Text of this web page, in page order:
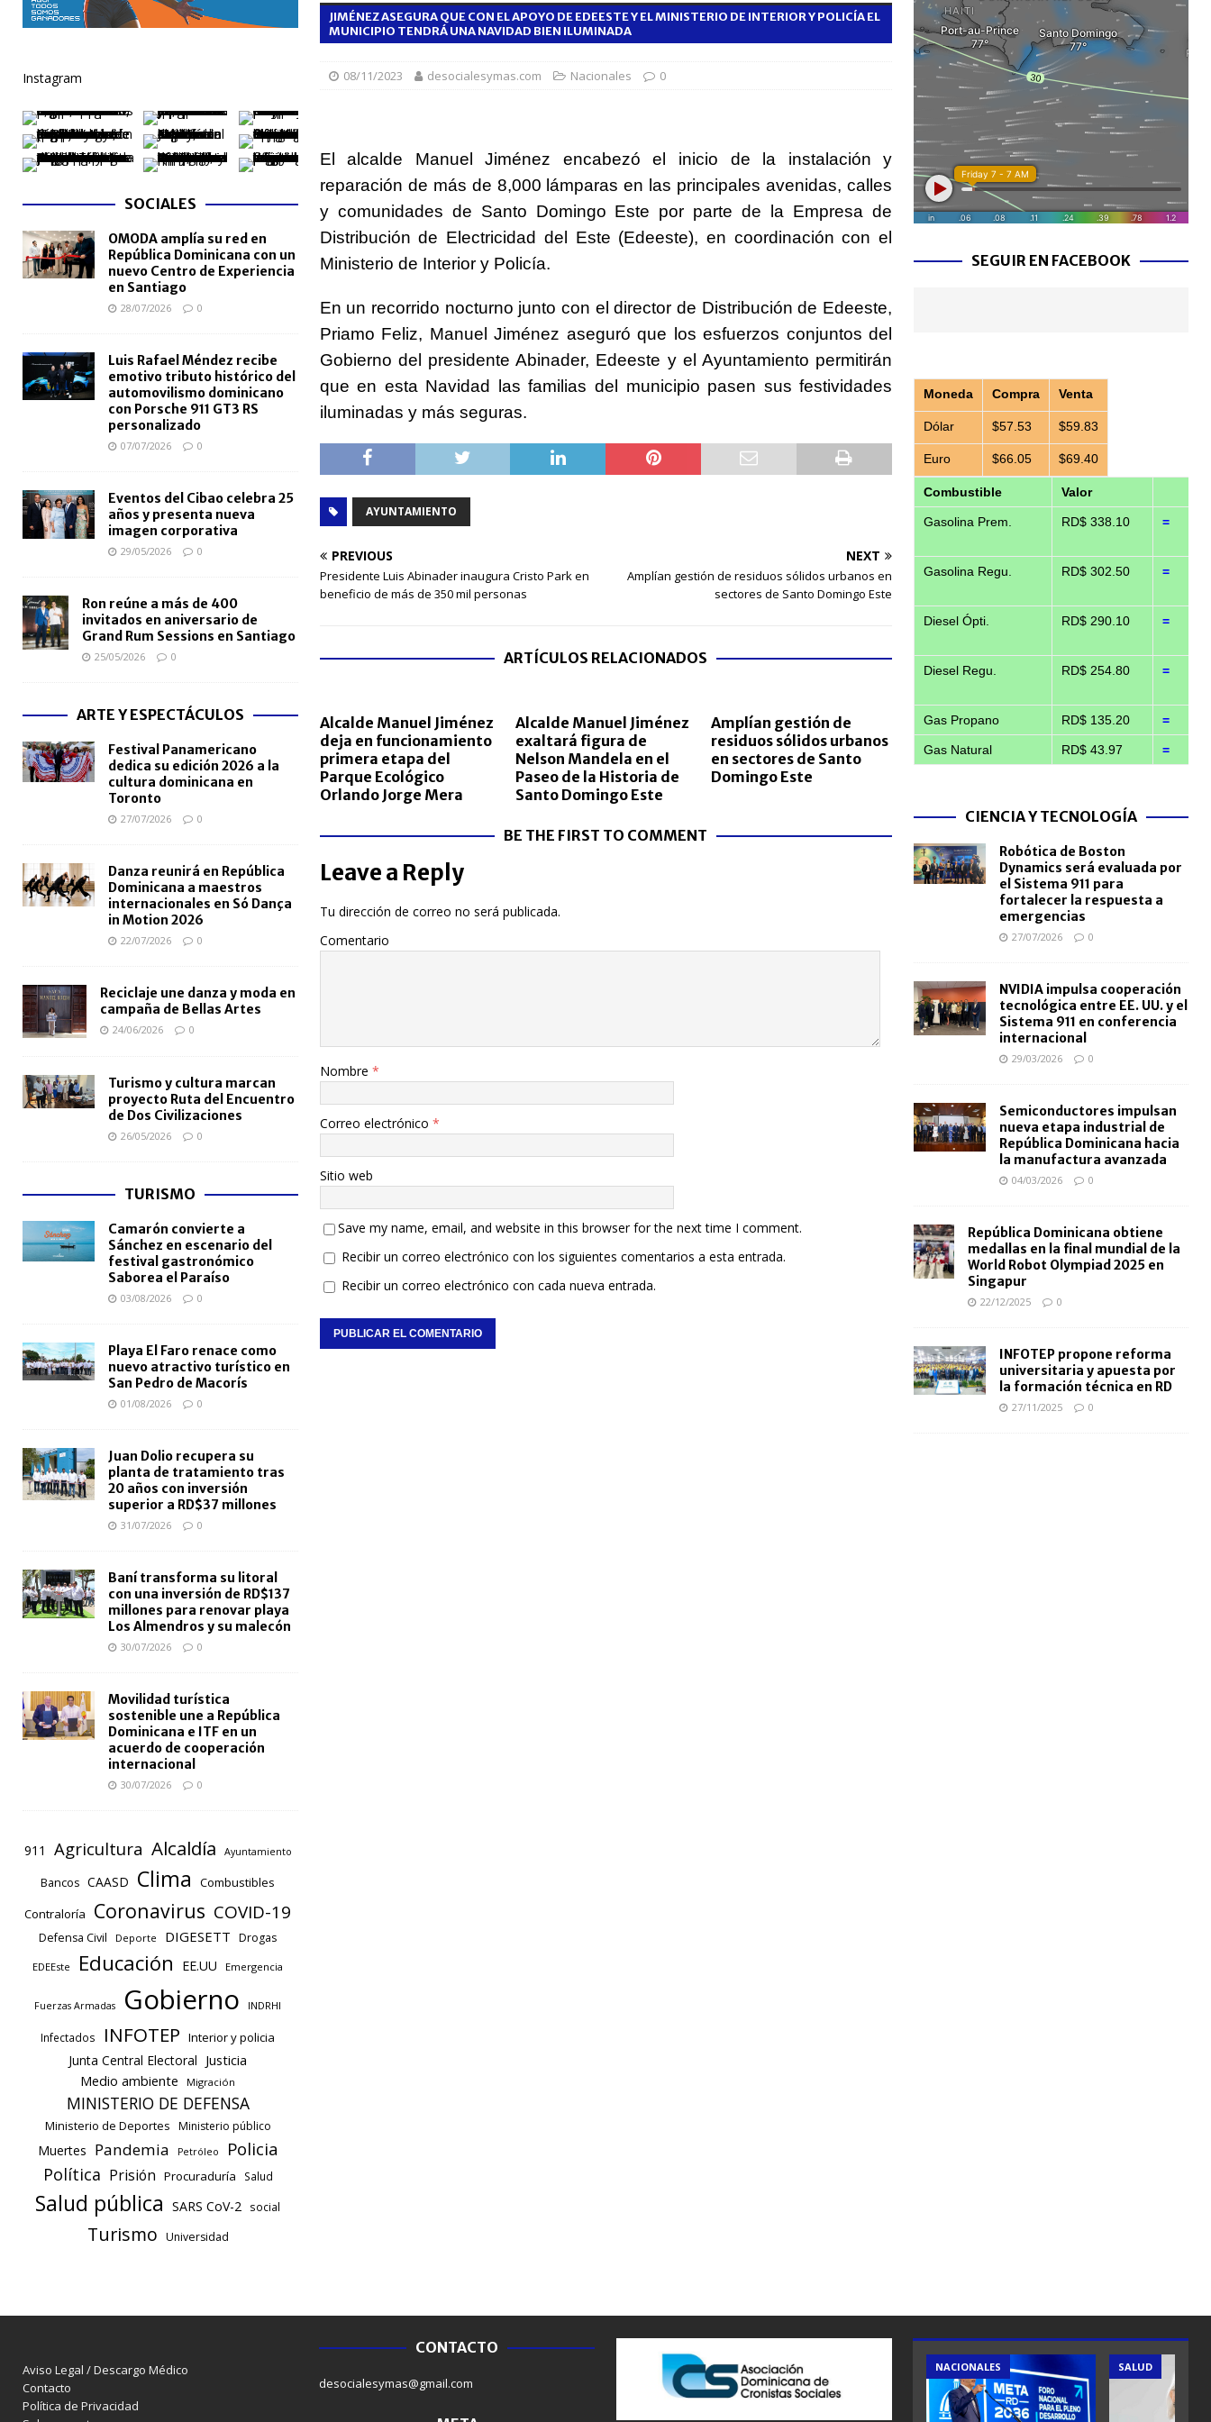
[ 06/08/2026 ]
Becas internacionales benefician a 1,500 jóvenes dominicanos para estudiar maestrías y doctorados en el
Meta RD 2036 reúne a Gobierno, universidades y sector privado para definir la estrategia de desarrollo
nacional
NACIONALES
[ 05/08/2026 ]
Lactancia materna fortalece la salud del bebé y la madre, destaca Hospiten Santo Domingo
[ 05/08/2026 ]
TRAE incorpora 29 autobuses para ampliar el transporte escolar antes del inicio del año lectivo 2026-2027
NACIONALES
[ 05/08/2026 ] Santo Domingo celebra 528 años con balance de obras urbanas y nuevos proyectos para la capital
NACIONALES
JIMÉNEZ ASEGURA QUE CON EL APOYO DE EDEESTE Y EL MINISTERIO DE INTERIOR Y POLICÍA EL
MUNICIPIO TENDRÁ UNA NAVIDAD BIEN ILUMINADA
08/11/2023 desocialesymas.com Nacionales 0
El alcalde Manuel Jiménez encabezó el inicio de la instalación y
reparación de más de 8,000 lámparas en las principales avenidas, calles
y comunidades de Santo Domingo Este por parte de la Empresa de
Distribución de Electricidad del Este (Edeeste), en coordinación con el
Ministerio de Interior y Policía.
En un recorrido nocturno junto con el director de Distribución de Edeeste,
Priamo Feliz, Manuel Jiménez aseguró que los esfuerzos conjuntos del
Gobierno del presidente Abinader, Edeeste y el Ayuntamiento permitirán
que en esta Navidad las familias del municipio pasen sus festividades
iluminadas y más seguras.
AYUNTAMIENTO
PREVIOUS
Presidente Luis Abinader inaugura Cristo Park en
beneficio de más de 350 mil personas
NEXT
Amplían gestión de residuos sólidos urbanos en
sectores de Santo Domingo Este
ARTÍCULOS RELACIONADOS
Alcalde Manuel Jiménez
deja en funcionamiento
primera etapa del
Parque Ecológico
Orlando Jorge Mera
Alcalde Manuel Jiménez
exaltará figura de
Nelson Mandela en el
Paseo de la Historia de
Santo Domingo Este
Amplían gestión de
residuos sólidos urbanos
en sectores de Santo
Domingo Este
BE THE FIRST TO COMMENT
Leave a Reply
Tu dirección de correo no será publicada.
Comentario
Nombre *
Correo electrónico *
Sitio web
Save my name, email, and website in this browser for the next time I comment.
Recibir un correo electrónico con los siguientes comentarios a esta entrada.
Recibir un correo electrónico con cada nueva entrada.
Instagram
SOCIALES
OMODA amplía su red en
República Dominicana con un
nuevo Centro de Experiencia
en Santiago
28/07/2026 0
Luis Rafael Méndez recibe
emotivo tributo histórico del
automovilismo dominicano
con Porsche 911 GT3 RS
personalizado
07/07/2026 0
Eventos del Cibao celebra 25
años y presenta nueva
imagen corporativa
29/05/2026 0
Ron reúne a más de 400
invitados en aniversario de
Grand Rum Sessions en Santiago
25/05/2026 0
ARTE Y ESPECTÁCULOS
Festival Panamericano
dedica su edición 2026 a la
cultura dominicana en
Toronto
27/07/2026 0
Danza reunirá en República
Dominicana a maestros
internacionales en Só Dança
in Motion 2026
22/07/2026 0
Reciclaje une danza y moda en
campaña de Bellas Artes
24/06/2026 0
Turismo y cultura marcan
proyecto Ruta del Encuentro
de Dos Civilizaciones
26/05/2026 0
TURISMO
Camarón convierte a
Sánchez en escenario del
festival gastronómico
Saborea el Paraíso
03/08/2026 0
Playa El Faro renace como
nuevo atractivo turístico en
San Pedro de Macorís
01/08/2026 0
Juan Dolio recupera su
planta de tratamiento tras
20 años con inversión
superior a RD$37 millones
31/07/2026 0
Baní transforma su litoral
con una inversión de RD$137
millones para renovar playa
Los Almendros y su malecón
30/07/2026 0
Movilidad turística
sostenible une a República
Dominicana e ITF en un
acuerdo de cooperación
internacional
30/07/2026 0
911 Agricultura Alcaldía Ayuntamiento
Bancos CAASD Clima
Combustibles
Contraloría
Coronavirus COVID-19
Defensa Civil Deporte DIGESETT Drogas
EDEEste Educación EE.UU Emergencia
Fuerzas Armadas Gobierno INDRHI
Infectados INFOTEP Interior y policia
Junta Central Electoral Justicia
Medio ambiente Migración
MINISTERIO DE DEFENSA
Ministerio de Deportes Ministerio público
Muertes Pandemia Petróleo Policia
Política Prisión Procuraduría Salud
Salud pública SARS CoV-2 social
Turismo Universidad
SEGUIR EN FACEBOOK
Moneda Compra Venta
Dólar $57.53 $59.83
Euro $66.05 $69.40
Combustible Valor
Gasolina Prem. RD$ 338.10 =
Gasolina Regu. RD$ 302.50 =
Diesel Ópti. RD$ 290.10 =
Diesel Regu. RD$ 254.80 =
Gas Propano RD$ 135.20 =
Gas Natural RD$ 43.97 =
CIENCIA Y TECNOLOGÍA
Robótica de Boston
Dynamics será evaluada por
el Sistema 911 para
fortalecer la respuesta a
emergencias
27/07/2026 0
NVIDIA impulsa cooperación
tecnológica entre EE. UU. y el
Sistema 911 en conferencia
internacional
29/03/2026 0
Semiconductores impulsan
nueva etapa industrial de
República Dominicana hacia
la manufactura avanzada
04/03/2026 0
República Dominicana obtiene
medallas en la final mundial de la
World Robot Olympiad 2025 en
Singapur
22/12/2025 0
INFOTEP propone reforma
universitaria y apuesta por
la formación técnica en RD
27/11/2025 0
Aviso Legal / Descargo Médico
Contacto
Política de Privacidad
CONTACTO
desocialesymas@gmail.com
NACIONALES NACIONALES SALUD